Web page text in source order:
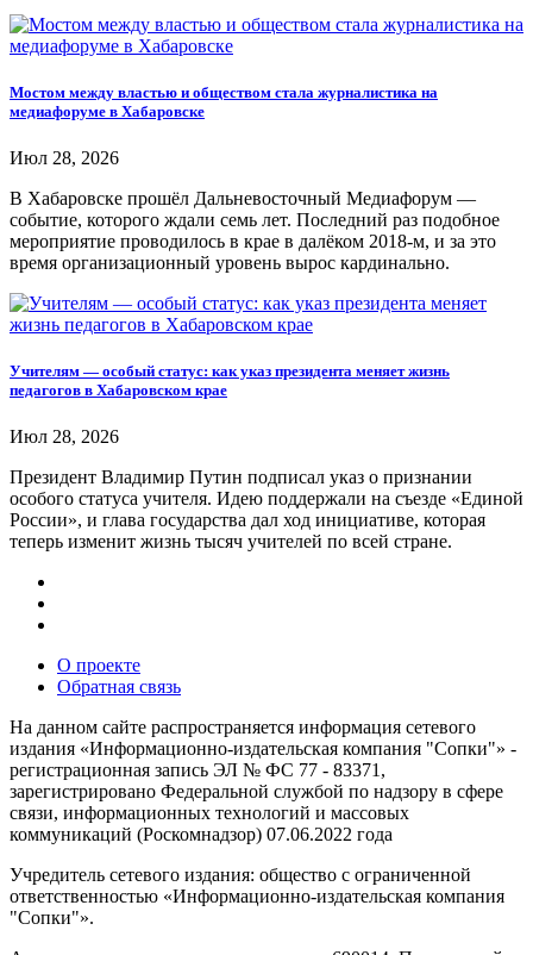
Мостом между властью и обществом стала журналистика на
медиафоруме в Хабаровске
Июл 28, 2026
В Хабаровске прошёл Дальневосточный Медиафорум —
событие, которого ждали семь лет. Последний раз подобное
мероприятие проводилось в крае в далёком 2018-м, и за это
время организационный уровень вырос кардинально.
Учителям — особый статус: как указ президента меняет жизнь
педагогов в Хабаровском крае
Июл 28, 2026
Президент Владимир Путин подписал указ о признании
особого статуса учителя. Идею поддержали на съезде «Единой
России», и глава государства дал ход инициативе, которая
теперь изменит жизнь тысяч учителей по всей стране.
О проекте
Обратная связь
На данном сайте распространяется информация сетевого
издания «Информационно-издательская компания "Сопки"» -
регистрационная запись ЭЛ № ФС 77 - 83371,
зарегистрировано Федеральной службой по надзору в сфере
связи, информационных технологий и массовых
коммуникаций (Роскомнадзор) 07.06.2022 года
Учредитель сетевого издания: общество с ограниченной
ответственностью «Информационно-издательская компания
"Сопки"».